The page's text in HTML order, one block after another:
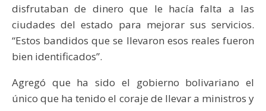
disfrutaban de dinero que le hacía falta a las
ciudades del estado para mejorar sus servicios.
“Estos bandidos que se llevaron esos reales fueron
bien identificados”.
Agregó que ha sido el gobierno bolivariano el
único que ha tenido el coraje de llevar a ministros y